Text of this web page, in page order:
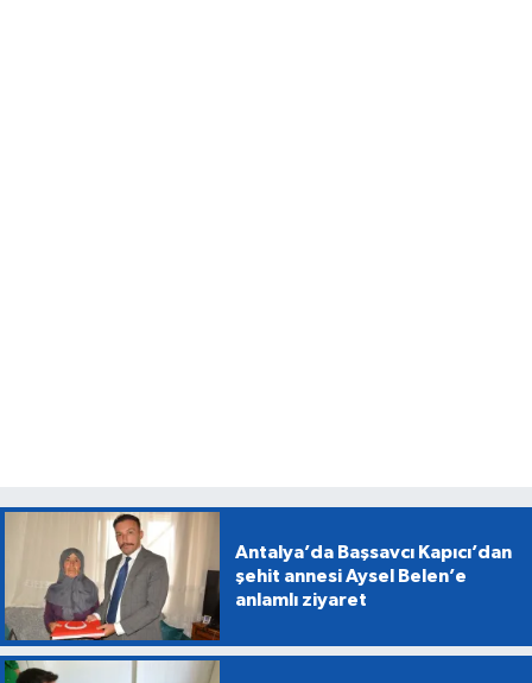
Antalya’da Başsavcı Kapıcı’dan
şehit annesi Aysel Belen’e
anlamlı ziyaret